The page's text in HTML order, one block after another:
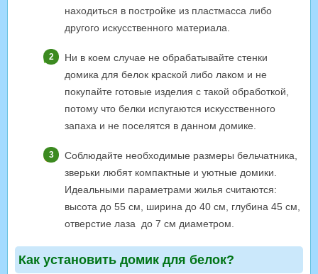
находиться в постройке из пластмасса либо
другого искусственного материала.
Ни в коем случае не обрабатывайте стенки
домика для белок краской либо лаком и не
покупайте готовые изделия с такой обработкой,
потому что белки испугаются искусственного
запаха и не поселятся в данном домике.
Соблюдайте необходимые размеры бельчатника,
зверьки любят компактные и уютные домики.
Идеальными параметрами жилья считаются:
высота до 55 см, ширина до 40 см, глубина 45 см,
отверстие лаза до 7 см диаметром.
Как установить домик для белок?